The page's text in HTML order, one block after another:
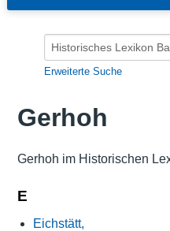
Erweiterte Suche
Gerhoh
Gerhoh im Historischen
E
Eichstätt,